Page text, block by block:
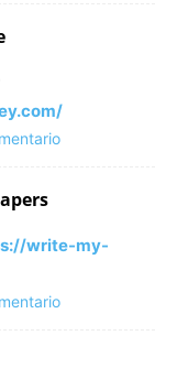
write-my-